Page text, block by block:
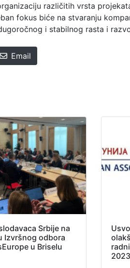
različitih vrsta
fokus biće na stvaranju
i stabilnog rasta i
Email
Srbije na
Izvršnog odbora
u Briselu